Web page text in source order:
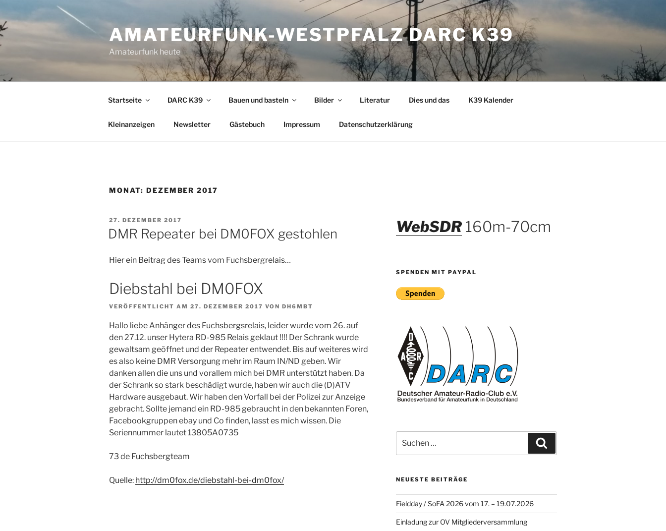
Inhalt
springen
AMATEURFUNK-WESTPFALZ DARC K39
Amateurfunk heute
Startseite DARC K39 Bauen und basteln Bilder Literatur Dies und das K39 Kalender
Kleinanzeigen Newsletter Gästebuch Impressum Datenschutzerklärung
MONAT: DEZEMBER 2017
VERÖFFENTLICHT
AM
27. DEZEMBER 2017
DMR Repeater bei DM0FOX gestohlen
Hier ein Beitrag des Teams vom Fuchsbergrelais…
Diebstahl bei DM0FOX
VERÖFFENTLICHT AM 27. DEZEMBER 2017 VON DH6MBT
Hallo liebe Anhänger des Fuchsbergsrelais, leider wurde vom 26. auf
den 27.12. unser Hytera RD-985 Relais geklaut !!!! Der Schrank wurde
gewaltsam geöffnet und der Repeater entwendet. Bis auf weiteres wird
es also keine DMR Versorgung mehr im Raum IN/ND geben. Wir
danken allen die uns und vorallem mich bei DMR unterstützt haben. Da
der Schrank so stark beschädigt wurde, haben wir auch die (D)ATV
Hardware ausgebaut. Wir haben den Vorfall bei der Polizei zur Anzeige
gebracht. Sollte jemand ein RD-985 gebraucht in den bekannten Foren,
Facebookgruppen ebay und Co finden, lasst es mich wissen. Die
Seriennummer lautet 13805A0735
73 de Fuchsbergteam
Quelle: http://dm0fox.de/diebstahl-bei-dm0fox/
WebSDR160m-70cm
SPENDEN MIT PAYPAL
nach:
NEUESTE BEITRÄGE
Fieldday / SoFA 2026 vom 17. – 19.07.2026
Einladung zur OV Mitgliederversammlung